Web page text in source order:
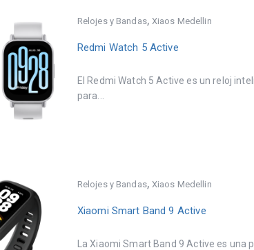
Relojes y Bandas, Xiaos Medellin
Redmi Watch 5 Active
El Redmi Watch 5 Active es un reloj
para...
Relojes y Bandas, Xiaos Medellin
Xiaomi Smart Band 9 Active
La Xiaomi Smart Band 9 Active es una